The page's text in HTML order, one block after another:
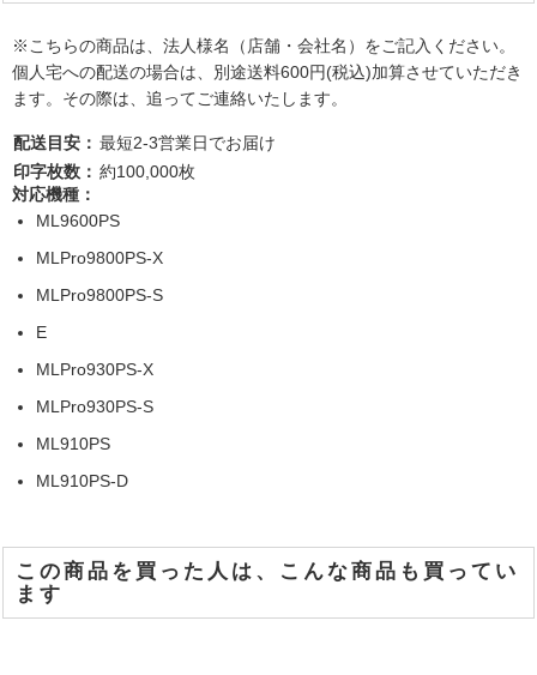
※こちらの商品は、法人様名（店舗・会社名）をご記入ください。
個人宅への配送の場合は、別途送料600円(税込)加算させていただき
ます。その際は、追ってご連絡いたします。
配送目安： 最短2-3営業日でお届け
印字枚数： 約100,000枚
対応機種：
ML9600PS
MLPro9800PS-X
MLPro9800PS-S
E
MLPro930PS-X
MLPro930PS-S
ML910PS
ML910PS-D
この商品を買った人は、こんな商品も買ってい
ます